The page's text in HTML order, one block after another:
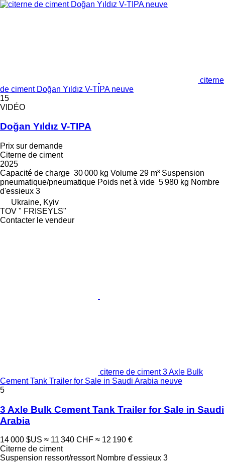
citerne
de ciment Doğan Yıldız V-TIPA neuve
15
VIDÉO
Doğan Yıldız V-TIPA
Prix sur demande
Citerne de ciment
2025
Capacité de charge 30 000 kg Volume 29 m³ Suspension
pneumatique/pneumatique Poids net à vide 5 980 kg Nombre
d'essieux 3
Ukraine, Kyiv
TOV " FRISEYLS"
Contacter le vendeur
citerne de ciment 3 Axle Bulk
Cement Tank Trailer for Sale in Saudi Arabia neuve
5
3 Axle Bulk Cement Tank Trailer for Sale in Saudi
Arabia
14 000 $US ≈ 11 340 CHF ≈ 12 190 €
Citerne de ciment
Suspension ressort/ressort Nombre d'essieux 3